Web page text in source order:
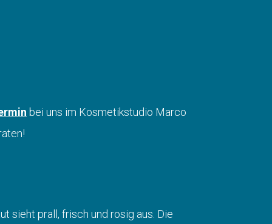
bei uns im Kosmetikstudio Marco
sieht prall, frisch und rosig aus. Die